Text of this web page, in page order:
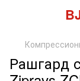
Рашгард